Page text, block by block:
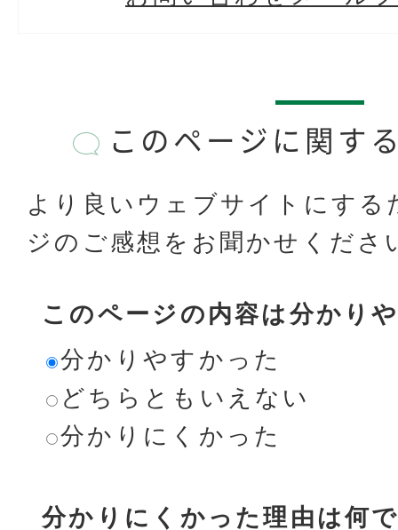
このページに関す
より良いウェブサイトにする
ジのご感想をお聞かせくださ
このページの内容は分かり
分かりやすかった
どちらともいえない
分かりにくかった
分かりにくかった理由は何